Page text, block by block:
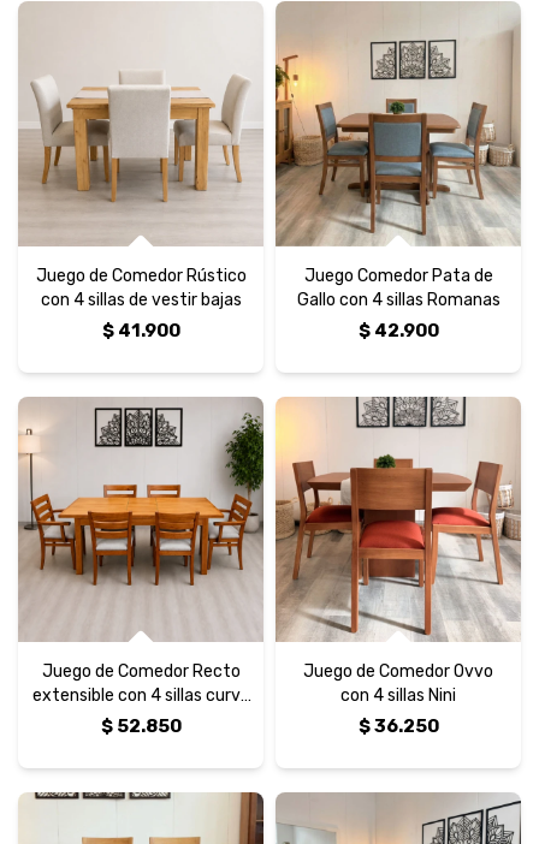
Juego de Comedor Rústico
con 4 sillas de vestir bajas
$ 41.900
Juego Comedor Pata de
Gallo con 4 sillas Romanas
$ 42.900
Juego de Comedor Recto
extensible con 4 sillas curva
ancash más 2 con brazo
$ 52.850
Juego de Comedor Ovvo
con 4 sillas Nini
$36.250